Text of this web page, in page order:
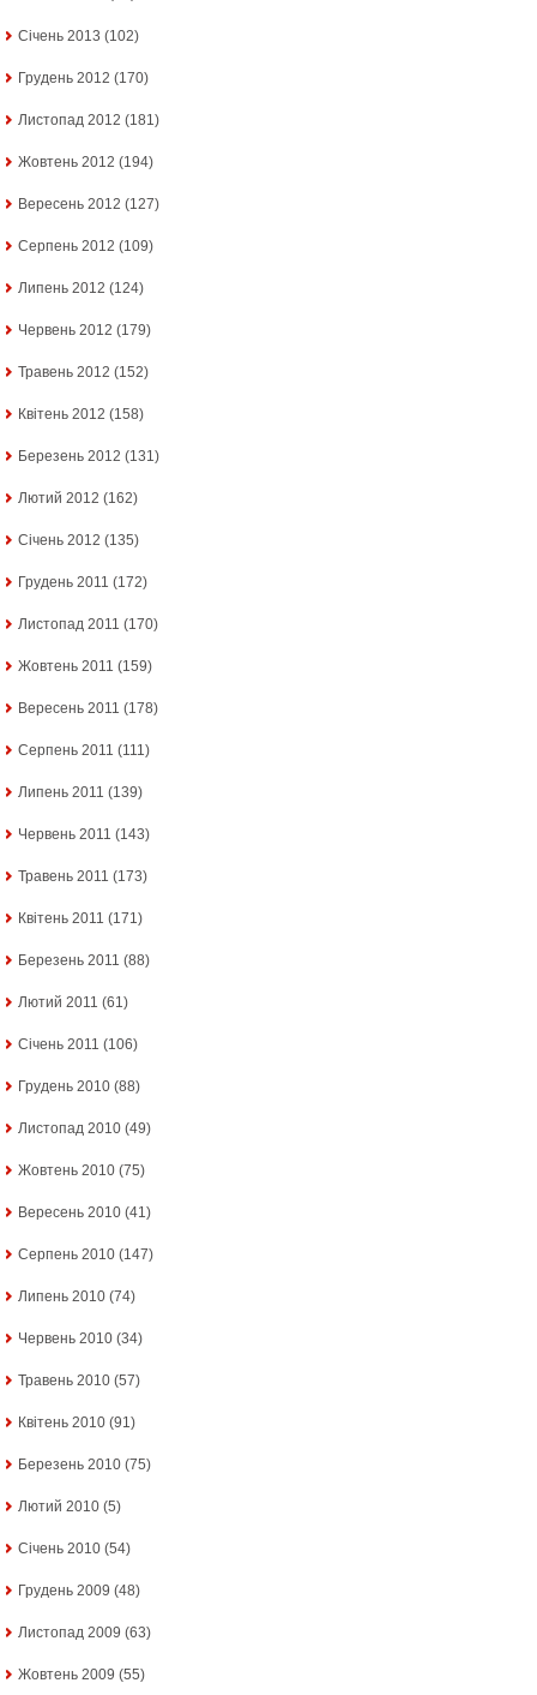
Січень 2013 (102)
Грудень 2012 (170)
Листопад 2012 (181)
Жовтень 2012 (194)
Вересень 2012 (127)
Серпень 2012 (109)
Липень 2012 (124)
Червень 2012 (179)
Травень 2012 (152)
Квітень 2012 (158)
Березень 2012 (131)
Лютий 2012 (162)
Січень 2012 (135)
Грудень 2011 (172)
Листопад 2011 (170)
Жовтень 2011 (159)
Вересень 2011 (178)
Серпень 2011 (111)
Липень 2011 (139)
Червень 2011 (143)
Травень 2011 (173)
Квітень 2011 (171)
Березень 2011 (88)
Лютий 2011 (61)
Січень 2011 (106)
Грудень 2010 (88)
Листопад 2010 (49)
Жовтень 2010 (75)
Вересень 2010 (41)
Серпень 2010 (147)
Липень 2010 (74)
Червень 2010 (34)
Травень 2010 (57)
Квітень 2010 (91)
Березень 2010 (75)
Лютий 2010 (5)
Січень 2010 (54)
Грудень 2009 (48)
Листопад 2009 (63)
Жовтень 2009 (55)